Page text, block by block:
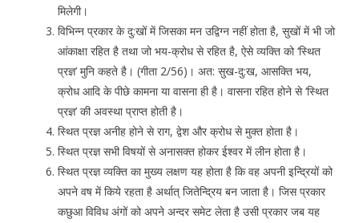
मिलेगी।
विभिन्न प्रकार के दु:खों में जिसका मन उद्विग्न नहीं होता है, सुखों में भी जो
आंकाक्षा रहित है तथा जो भय-क्रोध से रहित है, ऐसे व्यक्ति को ‘स्थित
प्रज्ञ’ मुनि कहते है। (गीता 2/56)। अत: सुख-दु:ख, आसक्ति भय,
क्रोध आदि के पीछे कामना या वासना ही है। वासना रहित होने से ‘स्थित
प्रज्ञ’ की अवस्था प्राप्त होती है।
स्थित प्रज्ञ अनीह होने से राग, द्वेश और क्रोध से मुक्त होता है।
स्थित प्रज्ञ सभी विषयों से अनासक्त होकर ईश्वर में लीन होता है।
स्थित प्रज्ञ व्यक्ति का मुख्य लक्षण यह होता है कि वह अपनी इन्द्रियों को
अपने वष में किये रहता है अर्थात् जितेन्द्रिय बन जाता है। जिस प्रकार
कछुआ विविध अंगों को अपने अन्दर समेट लेता है उसी प्रकार जब यह